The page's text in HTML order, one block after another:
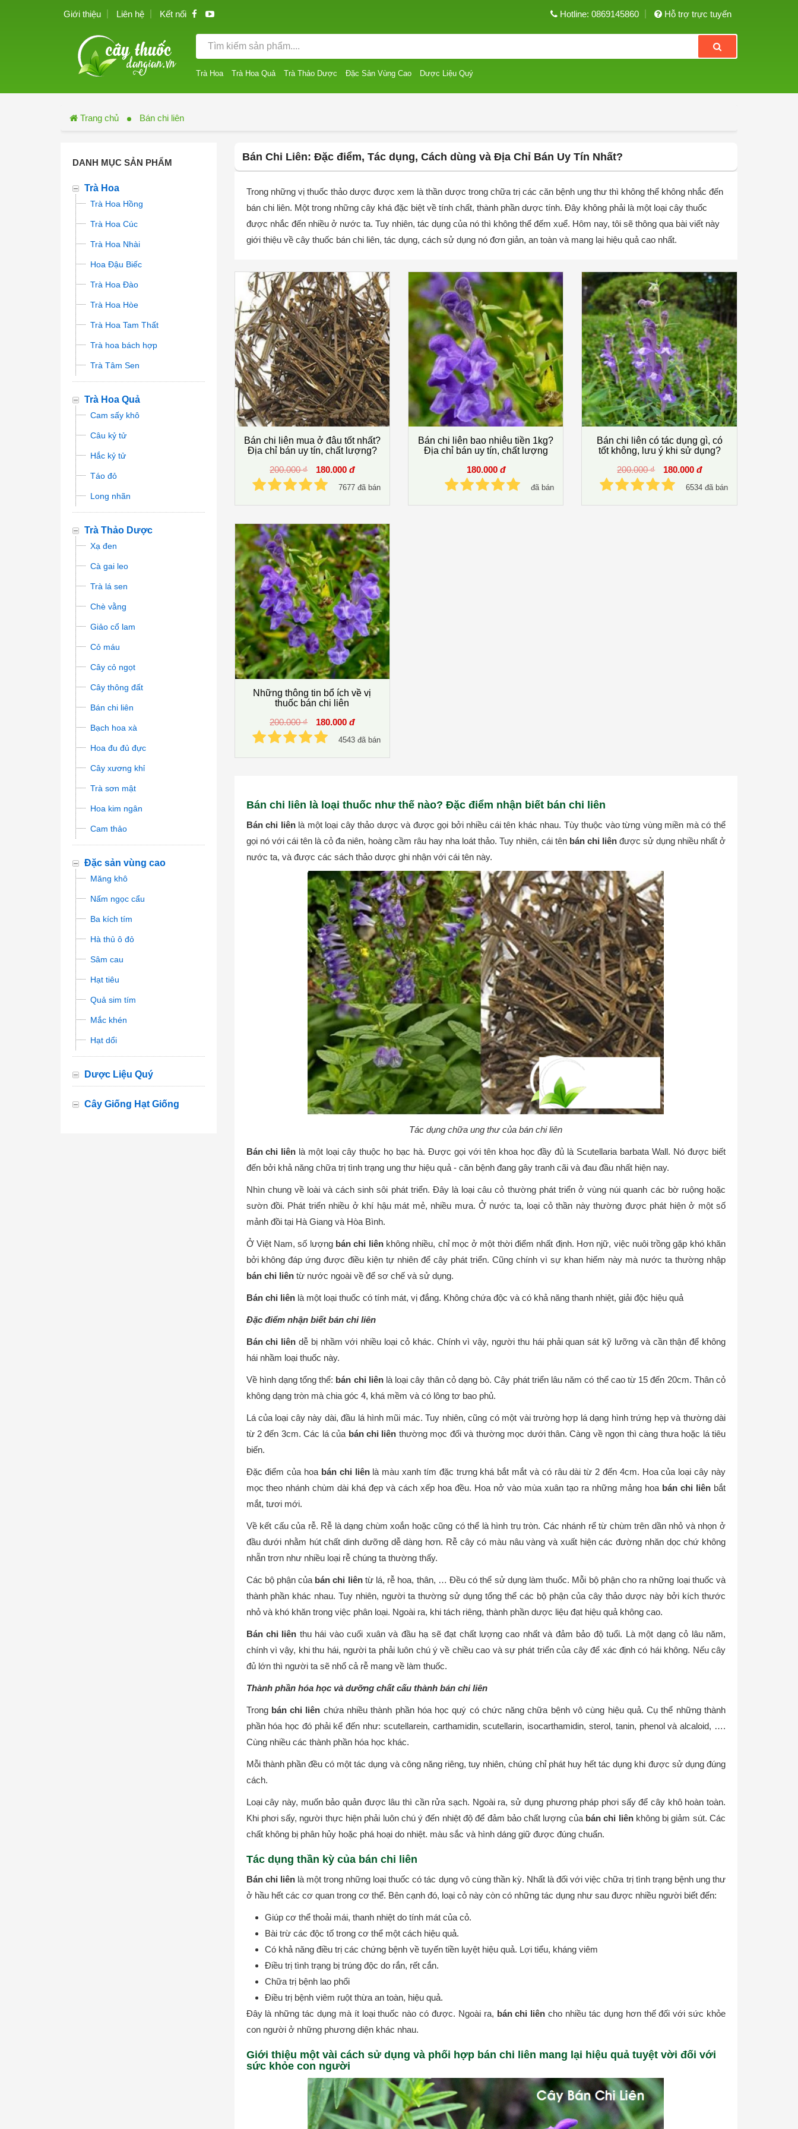
Giới thiệu Liên hệ Kết nối Hotline: 0869145860 Hỗ trợ trực tuyến
Trà Hoa Trà Hoa Quả Trà Thảo Dược Đặc Sản Vùng Cao Dược Liệu Quý
Trang chủ Bán chi liên
DANH MỤC SẢN PHẨM
Trà Hoa
Trà Hoa Hồng
Trà Hoa Cúc
Trà Hoa Nhài
Hoa Đậu Biếc
Trà Hoa Đào
Trà Hoa Hòe
Trà Hoa Tam Thất
Trà hoa bách hợp
Trà Tâm Sen
Trà Hoa Quả
Cam sấy khô
Câu kỷ tử
Hắc kỷ tử
Táo đỏ
Long nhãn
Trà Thảo Dược
Xạ đen
Cà gai leo
Trà lá sen
Chè vằng
Giảo cổ lam
Cỏ máu
Cây cỏ ngọt
Cây thông đất
Bán chi liên
Bạch hoa xà
Hoa đu đủ đực
Cây xương khỉ
Trà sơn mật
Hoa kim ngân
Cam thảo
Đặc sản vùng cao
Măng khô
Nấm ngọc cẩu
Ba kích tím
Hà thủ ô đỏ
Sâm cau
Hạt tiêu
Quả sim tím
Mắc khén
Hạt dổi
Dược Liệu Quý
Cây Giống Hạt Giống
Bán Chi Liên: Đặc điểm, Tác dụng, Cách dùng và Địa Chỉ Bán Uy Tín Nhất?
Trong những vị thuốc thảo dược được xem là thần dược trong chữa trị các căn bệnh ung thư thì không thể không nhắc đến
bán chi liên. Một trong những cây khá đặc biệt về tính chất, thành phần dược tính. Đây không phải là một loại cây thuốc
được nhắc đến nhiều ở nước ta. Tuy nhiên, tác dụng của nó thì không thể đếm xuể. Hôm nay, tôi sẽ thông qua bài viết này
giới thiệu về cây thuốc bán chi liên, tác dụng, cách sử dụng nó đơn giản, an toàn và mang lại hiệu quả cao nhất.
Bán chi liên mua ở đâu tốt nhất?
Địa chỉ bán uy tín, chất lượng?
200.000 ₫
180.000đ
7677 đã bán
Bán chi liên bao nhiêu tiền 1kg?
Địa chỉ bán uy tín, chất lượng
180.000 đ
đã bán
Bán chi liên có tác dụng gì, có
tốt không, lưu ý khi sử dụng?
200.000 ₫
180.000đ
6534 đã bán
Những thông tin bổ ích về vị
thuốc bán chi liên
200.000 ₫
180.000đ
4543 đã bán
Bán chi liên là loại thuốc như thế nào? Đặc điểm nhận biết bán chi liên
Bán chi liênlà một loại cây thảo dược và được gọi bởi nhiều cái tên khác nhau. Tùy thuộc vào từng vùng miền mà có thể
gọi nó với cái tên là cỏ đa niên, hoàng cầm râu hay nha loát thảo. Tuy nhiên, cái tên bán chi liênđược sử dụng nhiều nhất ở
nước ta, và được các sách thảo dược ghi nhận với cái tên này.
Tác dụng chữa ung thư của bán chi liên
Bán chi liên là một loại cây thuộc họ bạc hà. Được gọi với tên khoa học đầy đủ là Scutellaria barbata Wall. Nó được biết
đến bởi khả năng chữa trị tình trạng ung thư hiệu quả - căn bệnh đang gây tranh cãi và đau đầu nhất hiện nay.
Nhìn chung về loài và cách sinh sôi phát triển. Đây là loại câu cỏ thường phát triển ở vùng núi quanh các bờ ruộng hoặc
sườn đồi. Phát triển nhiều ở khí hậu mát mẻ, nhiều mưa. Ở nước ta, loại cỏ thần này thường được phát hiện ở một số
mảnh đồi tại Hà Giang và Hòa Bình.
Ở Việt Nam, số lượng bán chi liênkhông nhiều, chỉ mọc ở một thời điểm nhất định. Hơn njữ, việc nuôi trồng gặp khó khăn
bởi không đáp ứng được điều kiện tự nhiên để cây phát triển. Cũng chính vì sự khan hiếm này mà nước ta thường nhập
bán chi liêntừ nước ngoài về để sơ chế và sử dụng.
Bán chi liênlà một loại thuốc có tính mát, vị đắng. Không chứa độc và có khả năng thanh nhiệt, giải độc hiệu quả
Đặc điểm nhận biết bán chi liên
Bán chi liên dễ bị nhầm với nhiều loại cỏ khác. Chính vì vậy, người thu hái phải quan sát kỹ lưỡng và cần thận để không
hái nhầm loại thuốc này.
Về hình dạng tổng thể: bán chi liênlà loại cây thân cỏ dạng bò. Cây phát triển lâu năm có thể cao từ 15 đến 20cm. Thân cỏ
không dạng tròn mà chia góc 4, khá mềm và có lông tơ bao phủ.
Lá của loại cây này dài, đầu lá hình mũi mác. Tuy nhiên, cũng có một vài trường hợp lá dạng hình trứng hẹp và thường dài
từ 2 đến 3cm. Các lá của bán chi liên thường mọc đối và thường mọc dưới thân. Càng về ngọn thì càng thưa hoặc lá tiêu
biến.
Đặc điểm của hoa bán chi liênlà màu xanh tím đặc trưng khá bắt mắt và có râu dài từ 2 đến 4cm. Hoa của loại cây này
mọc theo nhánh chùm dài khá đẹp và cách xếp hoa đều. Hoa nở vào mùa xuân tạo ra những mảng hoa bán chi liên bắt
mắt, tươi mới.
Về kết cấu của rễ. Rễ là dạng chùm xoắn hoặc cũng có thể là hình trụ tròn. Các nhánh rể từ chùm trên dần nhỏ và nhọn ở
đầu dưới nhằm hút chất dinh dưỡng dễ dàng hơn. Rễ cây có màu nâu vàng và xuất hiện các đường nhăn dọc chứ không
nhẵn trơn như nhiều loại rễ chúng ta thường thấy.
Các bộ phận của bán chi liêntừ lá, rễ hoa, thân, … Đều có thể sử dụng làm thuốc. Mỗi bộ phận cho ra những loại thuốc và
thành phần khác nhau. Tuy nhiên, người ta thường sử dụng tổng thể các bộ phận của cây thảo dược này bởi kích thước
nhỏ và khó khăn trong việc phân loại. Ngoài ra, khi tách riêng, thành phần dược liệu đạt hiệu quả không cao.
Bán chi liên thu hái vào cuối xuân và đầu hạ sẽ đạt chất lượng cao nhất và đảm bảo độ tuổi. Là một dạng cỏ lâu năm,
chính vì vậy, khi thu hái, người ta phải luôn chú ý về chiều cao và sự phát triển của cây để xác định có hái không. Nếu cây
đủ lớn thì người ta sẽ nhổ cả rễ mang về làm thuốc.
Thành phần hóa học và dưỡng chất cấu thành bán chi liên
Trong bán chi liên chứa nhiều thành phần hóa học quý có chức năng chữa bệnh vô cùng hiệu quả. Cụ thể những thành
phần hóa học đó phải kể đến như: scutellarein, carthamidin, scutellarin, isocarthamidin, sterol, tanin, phenol và alcaloid, ….
Cùng nhiều các thành phần hóa học khác.
Mỗi thành phần đều có một tác dụng và công năng riêng, tuy nhiên, chúng chỉ phát huy hết tác dụng khi được sử dụng đúng
cách.
Loại cây này, muốn bảo quản được lâu thì cần rửa sạch. Ngoài ra, sử dụng phương pháp phơi sấy để cây khô hoàn toàn.
Khi phơi sấy, người thực hiện phải luôn chú ý đến nhiệt độ để đảm bảo chất lượng của bán chi liênkhông bị giảm sút. Các
chất không bị phân hủy hoặc phá hoại do nhiệt. màu sắc và hình dáng giữ được đúng chuẩn.
Tác dụng thần kỳ của bán chi liên
Bán chi liênlà một trong những loại thuốc có tác dụng vô cùng thần kỳ. Nhất là đối với việc chữa trị tình trạng bệnh ung thư
ở hầu hết các cơ quan trong cơ thể. Bên cạnh đó, loại cỏ này còn có những tác dụng như sau được nhiều người biết đến:
Giúp cơ thể thoải mái, thanh nhiệt do tính mát của cỏ.
Bài trừ các độc tố trong cơ thể một cách hiệu quả.
Có khả năng điều trị các chứng bệnh về tuyến tiền luyệt hiệu quả. Lợi tiểu, kháng viêm
Điều trị tình trạng bị trúng độc do rắn, rết cắn.
Chữa trị bệnh lao phổi
Điều trị bệnh viêm ruột thừa an toàn, hiệu quả.
Đây là những tác dụng mà ít loại thuốc nào có được. Ngoài ra, bán chi liên cho nhiều tác dụng hơn thế đối với sức khỏe
con người ở những phương diện khác nhau.
Giới thiệu một vài cách sử dụng và phối hợp bán chi liên mang lại hiệu quả tuyệt vời đối với
sức khỏe con người